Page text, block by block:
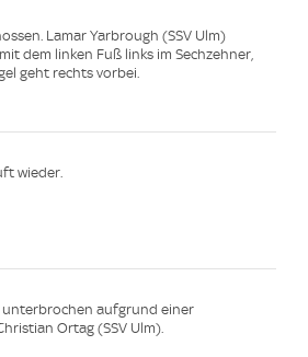
Lamar Yarbrough (SSV Ulm)
dem linken Fuß links im Sechzehner,
geht rechts vorbei.
wieder.
unterbrochen aufgrund einer
Ortag (SSV Ulm).